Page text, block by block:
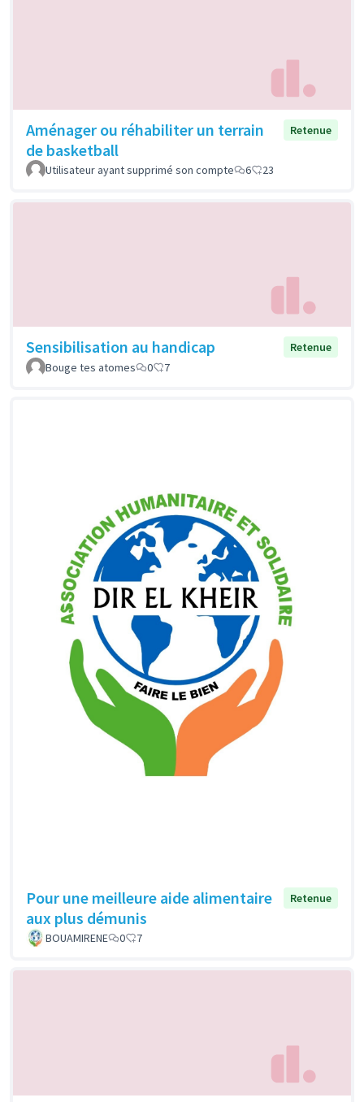
Aménager ou réhabiliter un terrain
de basketball
Retenue
Utilisateur ayant supprimé son compte 6 23
Sensibilisation au handicap
Retenue
Bouge tes atomes
0 7
Pour une meilleure aide alimentaire
aux plus démunis
Retenue
BOUAMIRENE 0 7